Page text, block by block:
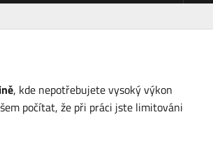
, kde nepotřebujete vysoký výkon
počítat, že při práci jste limitováni